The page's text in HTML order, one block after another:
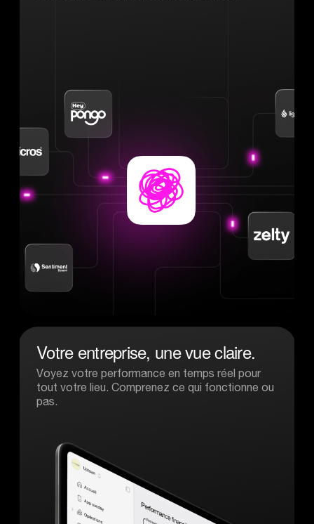
Votre entreprise, unevueclaire.
Voyez votre performance en temps réel pour
tout votre lieu. Comprenez ce qui fonctionne ou
pas.